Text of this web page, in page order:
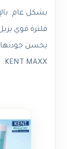
بشكل عام.
فلترة قوي
يحسن
KENT MAXX
.